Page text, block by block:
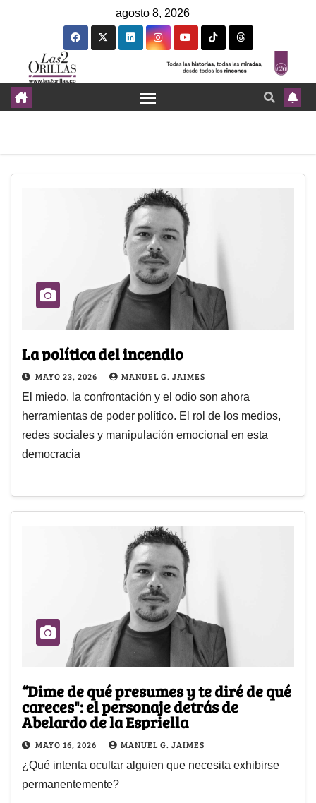
agosto 8, 2026
La política del incendio
MAYO 23, 2026 MANUEL G. JAIMES
El miedo, la confrontación y el odio son ahora
herramientas de poder político. El rol de los medios,
redes sociales y manipulación emocional en esta
democracia
“Dime de qué presumes y te diré de qué
careces": el personaje detrás de
Abelardo de la Espriella
MAYO 16, 2026 MANUEL G. JAIMES
¿Qué intenta ocultar alguien que necesita exhibirse
permanentemente?